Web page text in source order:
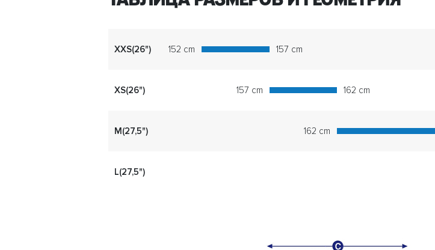
XXS(26") 152 cm 157 cm
XS(26") 157 cm 162 cm
M(27,5") 162 cm
L(27,5")